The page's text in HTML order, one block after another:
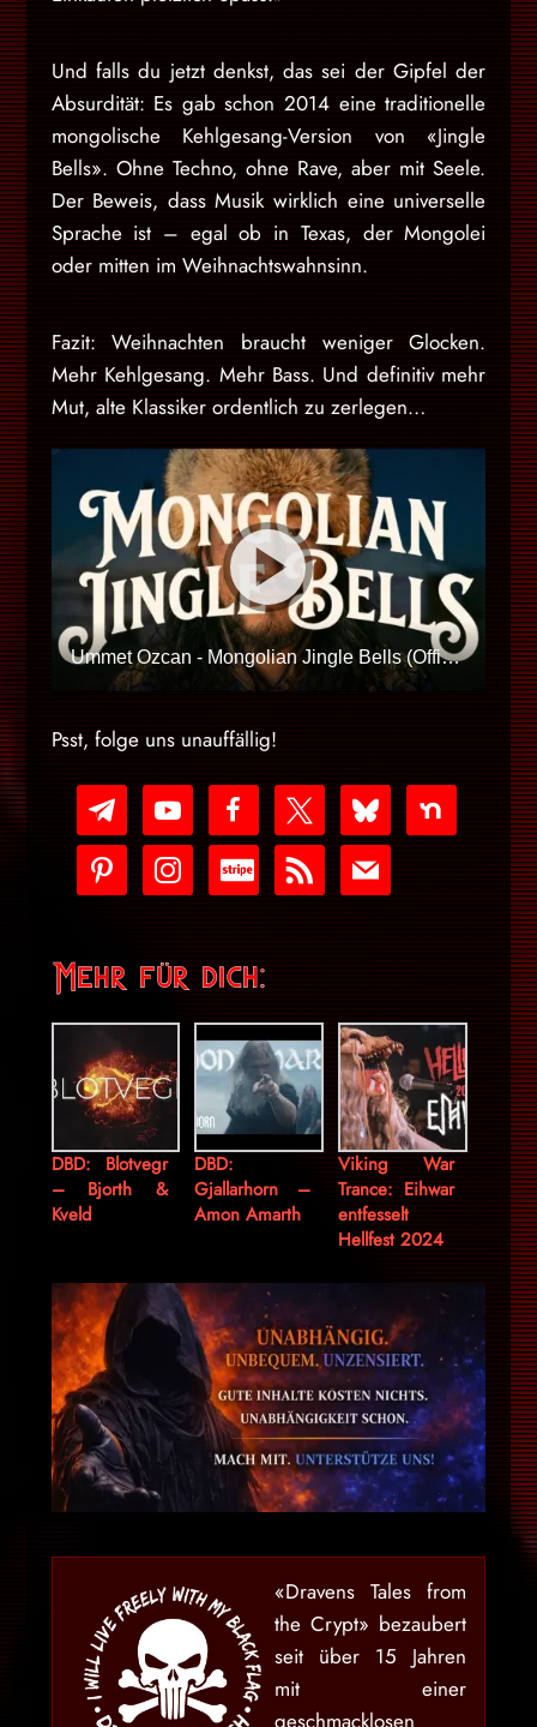
Und falls du jetzt denkst, das sei der Gipfel der
Absurdität: Es gab schon 2014 eine traditionelle
mongolische Kehlgesang-Version von «Jingle
Bells». Ohne Techno, ohne Rave, aber mit Seele.
Der Beweis, dass Musik wirklich eine universelle
Sprache ist – egal ob in Texas, der Mongolei
oder mitten im Weihnachtswahnsinn.
Fazit: Weihnachten braucht weniger Glocken.
Mehr Kehlgesang. Mehr Bass. Und definitiv mehr
Mut, alte Klassiker ordentlich zu zerlegen…
Ummet Ozcan - Mongolian Jingle Bells (Official Music Video)
Psst, folge uns unauffällig!
telegram
youtube-
play
facebook bluesky nextdoor
pinterest instagramcc-
stripe
rss mail
Mehr für dich:
DBD: Blotvegr
– Bjorth &
Kveld
DBD:
Gjallarhorn –
Amon Amarth
Viking War
Trance: Eihwar
entfesselt
Hellfest 2024
«Dravens Tales from
the Crypt» bezaubert
seit über 15 Jahren
mit einer
geschmacklosen